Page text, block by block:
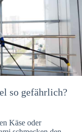
– Ihr
so gefährlich?
Käse oder